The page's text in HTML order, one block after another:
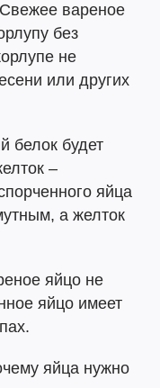
Свежее вареное
без
не
или других
белок будет
–
яйца
а желток
яйцо не
яйцо имеет
яйца нужно